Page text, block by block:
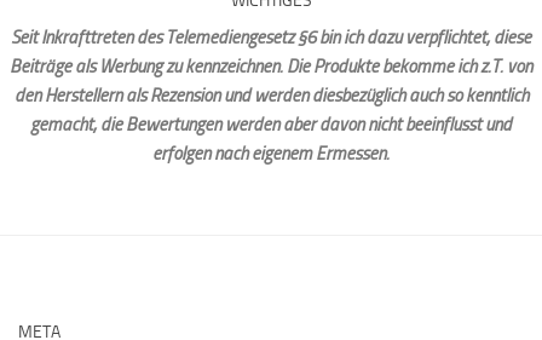
Seit Inkrafttreten des Telemediengesetz §6 bin ich dazu verpflichtet, diese
Beiträge als Werbung zu kennzeichnen. Die Produkte bekomme ich z.T. von
den Herstellern als Rezension und werden diesbezüglich auch so kenntlich
gemacht, die Bewertungen werden aber davon nicht beeinflusst und
erfolgen nach eigenem Ermessen.
META